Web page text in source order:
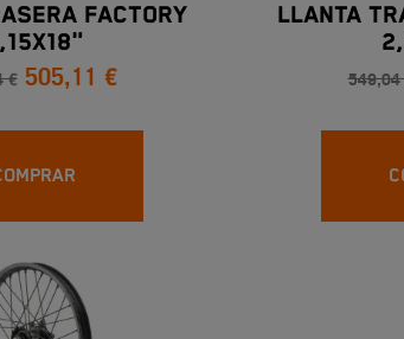
FACTORY
€ 505,11 €
LLANTA